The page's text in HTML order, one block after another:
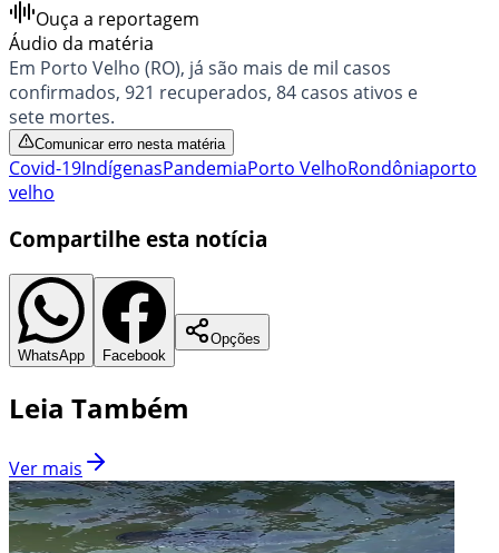
Ouça a reportagem
Áudio da matéria
Em Porto Velho (RO), já são mais de mil casos
confirmados, 921 recuperados, 84 casos ativos e
sete mortes.
Comunicar erro nesta matéria
Covid-19IndígenasPandemiaPorto VelhoRondôniaporto
velho
Compartilhe esta notícia
WhatsApp Facebook
Opções
Leia Também
Ver mais